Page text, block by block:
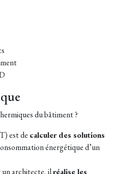
du bâtiment ?
est de calculer des solutions
énergétique d’un
architecte, ilréalise les